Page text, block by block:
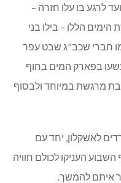
לרגע בו עלו חזרה –
הללו – בילו בני
חברי שכב"ג שבט עפר
בפארק המים בחוף
מרגשת במיוחד ולבסוף
לאשקלון, יחד עם
העניקו לכולם חוויה
איתם להמשך.